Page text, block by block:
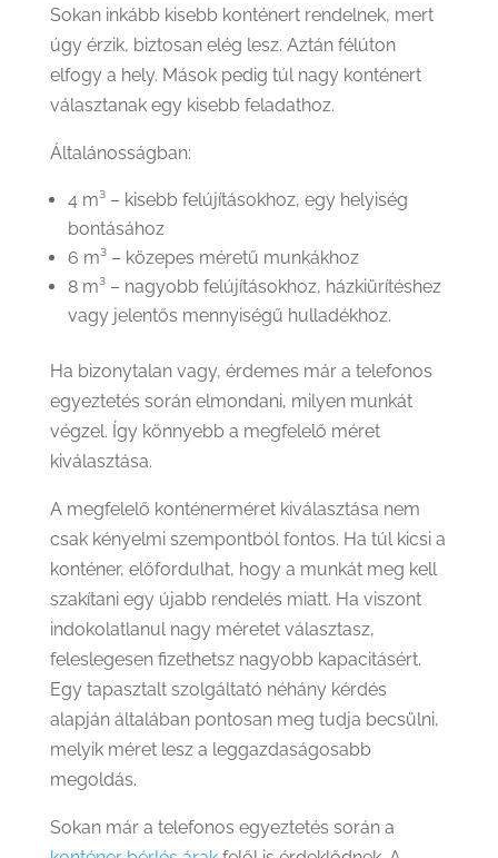
Sokan inkább kisebb konténert rendelnek, mert
úgy érzik, biztosan elég lesz. Aztán félúton
elfogy a hely. Mások pedig túl nagy konténert
választanak egy kisebb feladathoz.
Általánosságban:
4 m³ – kisebb felújításokhoz, egy helyiség
bontásához
6 m³ – közepes méretű munkákhoz
8 m³ – nagyobb felújításokhoz, házkiürítéshez
vagy jelentős mennyiségű hulladékhoz.
Ha bizonytalan vagy, érdemes már a telefonos
egyeztetés során elmondani, milyen munkát
végzel. Így könnyebb a megfelelő méret
kiválasztása.
A megfelelő konténerméret kiválasztása nem
csak kényelmi szempontból fontos. Ha túl kicsi a
konténer, előfordulhat, hogy a munkát meg kell
szakítani egy újabb rendelés miatt. Ha viszont
indokolatlanul nagy méretet választasz,
feleslegesen fizethetsz nagyobb kapacitásért.
Egy tapasztalt szolgáltató néhány kérdés
alapján általában pontosan meg tudja becsülni,
melyik méret lesz a leggazdaságosabb
megoldás.
Sokan már a telefonos egyeztetés során a